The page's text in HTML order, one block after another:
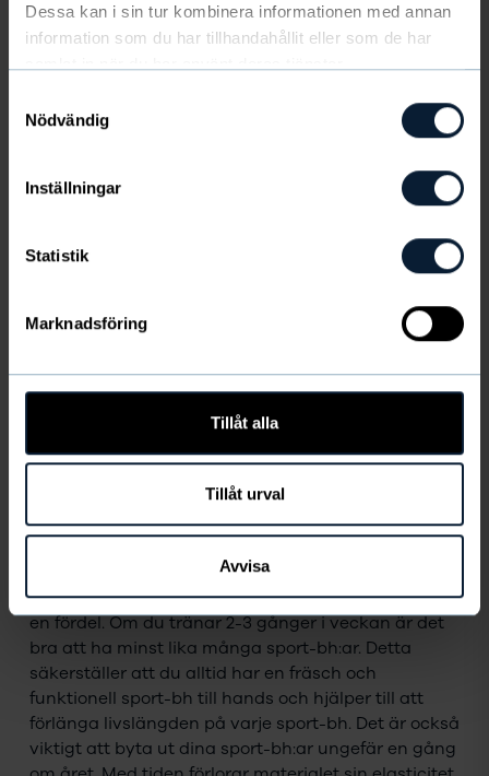
Dessa kan i sin tur kombinera informationen med annan
information som du har tillhandahållit eller som de har
Nödvändig
Inställningar
Statistik
Marknadsföring
Tillåt alla
Tillåt urval
Avvisa
KÖP LOW SUPPORT BRA BLACK
Variera och byt ut dina sport-bh:ar
Att ha flera sport-bh:ar att växla mellan är definitivt
en fördel. Om du tränar 2-3 gånger i veckan är det
bra att ha minst lika många sport-bh:ar. Detta
säkerställer att du alltid har en fräsch och
funktionell sport-bh till hands och hjälper till att
förlänga livslängden på varje sport-bh. Det är också
viktigt att byta ut dina sport-bh:ar ungefär en gång